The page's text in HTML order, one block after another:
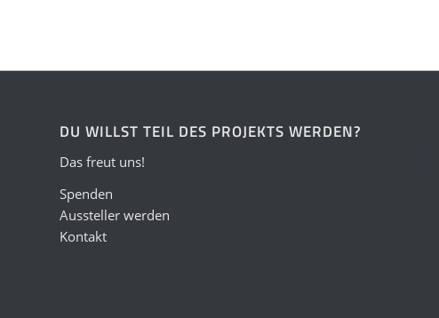
DU WILLST TEIL DES PROJEKTS WERDEN?
Das freut uns!
Spenden
Aussteller werden
Kontakt